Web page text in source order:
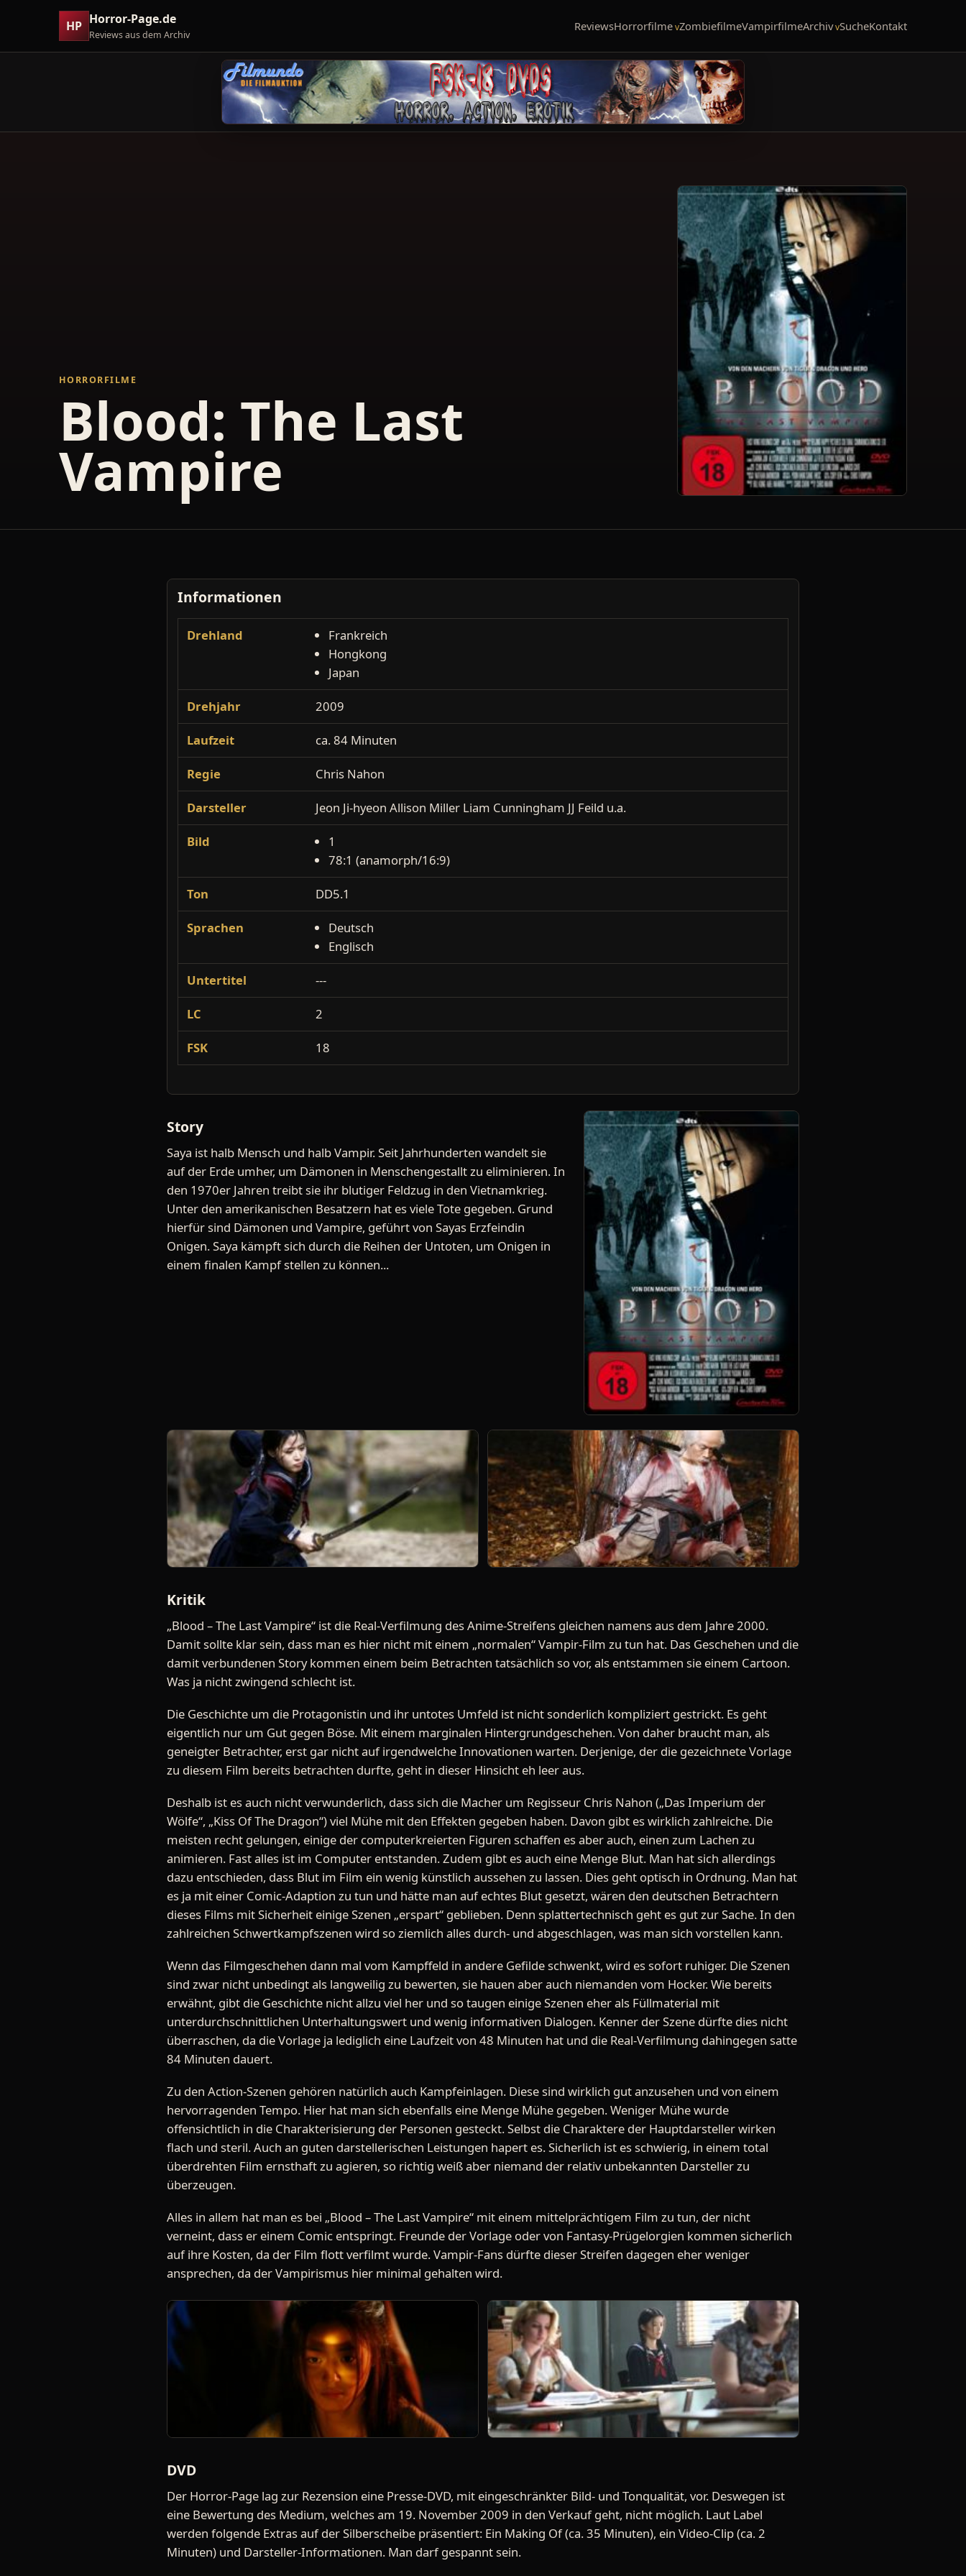
HP Horror-Page.de
Reviews aus dem Archiv
ReviewsHorrorfilme ZombiefilmeVampirfilmeArchiv SucheKontakt
HORRORFILME
Blood: The Last
Vampire
Informationen
Drehland
Frankreich
Hongkong
Japan
Drehjahr 2009
Laufzeit ca. 84 Minuten
Regie Chris Nahon
Darsteller Jeon Ji-hyeon Allison Miller Liam Cunningham JJ Feild u.a.
Bild
1
78:1 (anamorph/16:9)
Ton DD5.1
Sprachen
Deutsch
Englisch
Untertitel ---
LC 2
FSK 18
Story
Saya ist halb Mensch und halb Vampir. Seit Jahrhunderten wandelt sie
auf der Erde umher, um Dämonen in Menschengestallt zu eliminieren. In
den 1970er Jahren treibt sie ihr blutiger Feldzug in den Vietnamkrieg.
Unter den amerikanischen Besatzern hat es viele Tote gegeben. Grund
hierfür sind Dämonen und Vampire, geführt von Sayas Erzfeindin
Onigen. Saya kämpft sich durch die Reihen der Untoten, um Onigen in
einem finalen Kampf stellen zu können...
Kritik
„Blood – The Last Vampire“ ist die Real-Verfilmung des Anime-Streifens gleichen namens aus dem Jahre 2000.
Damit sollte klar sein, dass man es hier nicht mit einem „normalen“ Vampir-Film zu tun hat. Das Geschehen und die
damit verbundenen Story kommen einem beim Betrachten tatsächlich so vor, als entstammen sie einem Cartoon.
Was ja nicht zwingend schlecht ist.
Die Geschichte um die Protagonistin und ihr untotes Umfeld ist nicht sonderlich kompliziert gestrickt. Es geht
eigentlich nur um Gut gegen Böse. Mit einem marginalen Hintergrundgeschehen. Von daher braucht man, als
geneigter Betrachter, erst gar nicht auf irgendwelche Innovationen warten. Derjenige, der die gezeichnete Vorlage
zu diesem Film bereits betrachten durfte, geht in dieser Hinsicht eh leer aus.
Deshalb ist es auch nicht verwunderlich, dass sich die Macher um Regisseur Chris Nahon („Das Imperium der
Wölfe“, „Kiss Of The Dragon“) viel Mühe mit den Effekten gegeben haben. Davon gibt es wirklich zahlreiche. Die
meisten recht gelungen, einige der computerkreierten Figuren schaffen es aber auch, einen zum Lachen zu
animieren. Fast alles ist im Computer entstanden. Zudem gibt es auch eine Menge Blut. Man hat sich allerdings
dazu entschieden, dass Blut im Film ein wenig künstlich aussehen zu lassen. Dies geht optisch in Ordnung. Man hat
es ja mit einer Comic-Adaption zu tun und hätte man auf echtes Blut gesetzt, wären den deutschen Betrachtern
dieses Films mit Sicherheit einige Szenen „erspart“ geblieben. Denn splattertechnisch geht es gut zur Sache. In den
zahlreichen Schwertkampfszenen wird so ziemlich alles durch- und abgeschlagen, was man sich vorstellen kann.
Wenn das Filmgeschehen dann mal vom Kampffeld in andere Gefilde schwenkt, wird es sofort ruhiger. Die Szenen
sind zwar nicht unbedingt als langweilig zu bewerten, sie hauen aber auch niemanden vom Hocker. Wie bereits
erwähnt, gibt die Geschichte nicht allzu viel her und so taugen einige Szenen eher als Füllmaterial mit
unterdurchschnittlichen Unterhaltungswert und wenig informativen Dialogen. Kenner der Szene dürfte dies nicht
überraschen, da die Vorlage ja lediglich eine Laufzeit von 48 Minuten hat und die Real-Verfilmung dahingegen satte
84 Minuten dauert.
Zu den Action-Szenen gehören natürlich auch Kampfeinlagen. Diese sind wirklich gut anzusehen und von einem
hervorragenden Tempo. Hier hat man sich ebenfalls eine Menge Mühe gegeben. Weniger Mühe wurde
offensichtlich in die Charakterisierung der Personen gesteckt. Selbst die Charaktere der Hauptdarsteller wirken
flach und steril. Auch an guten darstellerischen Leistungen hapert es. Sicherlich ist es schwierig, in einem total
überdrehten Film ernsthaft zu agieren, so richtig weiß aber niemand der relativ unbekannten Darsteller zu
überzeugen.
Alles in allem hat man es bei „Blood – The Last Vampire“ mit einem mittelprächtigem Film zu tun, der nicht
verneint, dass er einem Comic entspringt. Freunde der Vorlage oder von Fantasy-Prügelorgien kommen sicherlich
auf ihre Kosten, da der Film flott verfilmt wurde. Vampir-Fans dürfte dieser Streifen dagegen eher weniger
ansprechen, da der Vampirismus hier minimal gehalten wird.
DVD
Der Horror-Page lag zur Rezension eine Presse-DVD, mit eingeschränkter Bild- und Tonqualität, vor. Deswegen ist
eine Bewertung des Medium, welches am 19. November 2009 in den Verkauf geht, nicht möglich. Laut Label
werden folgende Extras auf der Silberscheibe präsentiert: Ein Making Of (ca. 35 Minuten), ein Video-Clip (ca. 2
Minuten) und Darsteller-Informationen. Man darf gespannt sein.